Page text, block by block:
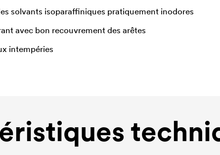
solvants isoparaffiniques pratiquement inodores
avec bon recouvrement des arêtes
intempéries